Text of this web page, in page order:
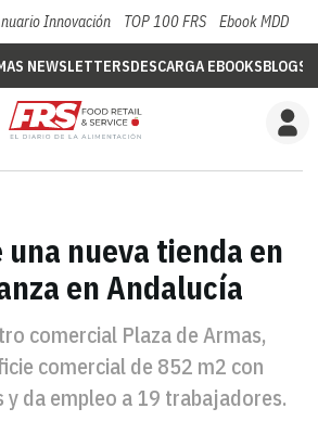
Innovación TOP 100 FRS Ebook MDD
NEWSLETTERSDESCARGA EBOOKSBLOGS
nueva tienda en
en Andalucía
comercial Plaza de Armas,
comercial de 852 m2 con
da empleo a 19 trabajadores.